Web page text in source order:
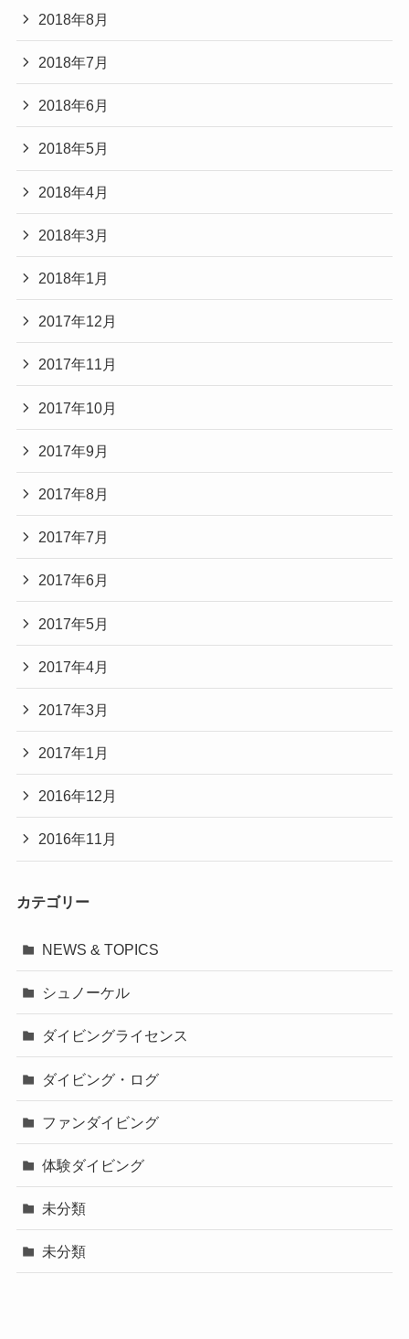
2018年8月
2018年7月
2018年6月
2018年5月
2018年4月
2018年3月
2018年1月
2017年12月
2017年11月
2017年10月
2017年9月
2017年8月
2017年7月
2017年6月
2017年5月
2017年4月
2017年3月
2017年1月
2016年12月
2016年11月
カテゴリー
NEWS & TOPICS
シュノーケル
ダイビングライセンス
ダイビング・ログ
ファンダイビング
体験ダイビング
未分類
未分類